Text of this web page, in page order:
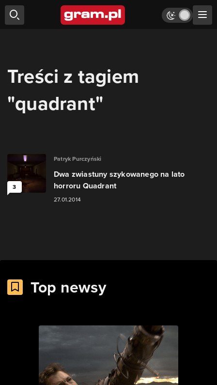
Treści z tagiem
"quadrant"
3
Patryk Purczyński
Dwa zwiastuny szykowanego na lato
horroru Quadrant
27.01.2014
Top newsy